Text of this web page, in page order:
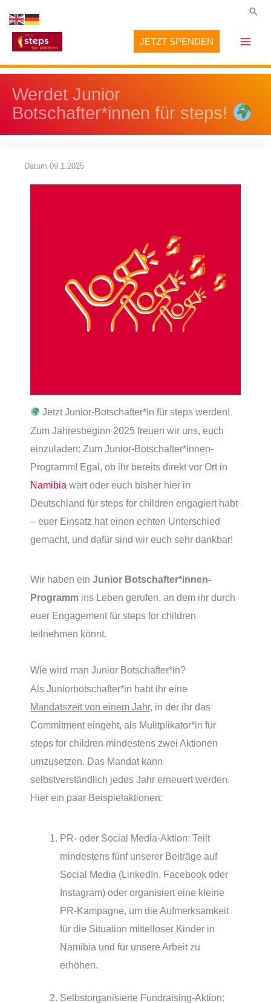
Inhalt
springen
JETZT SPENDEN
Werdet Junior
Botschafter*innen für steps!
Datum 09.1.2025
Jetzt Junior-Botschafter*in für steps werden!
Zum Jahresbeginn 2025 freuen wir uns, euch
einzuladen: Zum Junior-Botschafter*innen-
Programm! Egal, ob ihr bereits direkt vor Ort in
Namibia wart oder euch bisher hier in
Deutschland für steps for children engagiert habt
– euer Einsatz hat einen echten Unterschied
gemacht, und dafür sind wir euch sehr dankbar!
Wir haben ein Junior Botschafter*innen-
Programm ins Leben gerufen, an dem ihr durch
euer Engagement für steps for children
teilnehmen könnt.
Wie wird man Junior Botschafter*in?
Als Juniorbotschafter*in habt ihr eine
Mandatszeit von einem Jahr, in der ihr das
Commitment eingeht, als Mulitplikator*in für
steps for children mindestens zwei Aktionen
umzusetzen. Das Mandat kann
selbstverständlich jedes Jahr erneuert werden.
Hier ein paar Beispielaktionen:
PR- oder Social Media-Aktion: Teilt
mindestens fünf unserer Beiträge auf
Social Media (LinkedIn, Facebook oder
Instagram) oder organisiert eine kleine
PR-Kampagne, um die Aufmerksamkeit
für die Situation mittelloser Kinder in
Namibia und für unsere Arbeit zu
erhöhen.
Selbstorganisierte Fundraising-Aktion: